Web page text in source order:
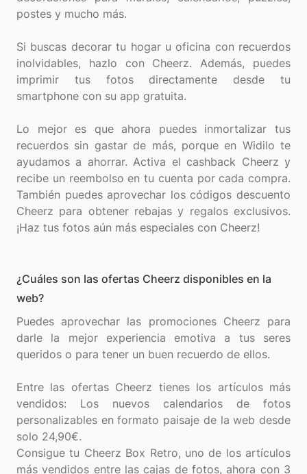
postes y mucho más.
Si buscas decorar tu hogar u oficina con recuerdos
inolvidables, hazlo con Cheerz. Además, puedes
imprimir tus fotos directamente desde tu
smartphone con su app gratuita.
Lo mejor es que ahora puedes inmortalizar tus
recuerdos sin gastar de más, porque en Widilo te
ayudamos a ahorrar. Activa el cashback Cheerz y
recibe un reembolso en tu cuenta por cada compra.
También puedes aprovechar los códigos descuento
Cheerz para obtener rebajas y regalos exclusivos.
¿Cuáles son las ofertas Cheerz disponibles en la
web?
Puedes aprovechar las promociones Cheerz para
darle la mejor experiencia emotiva a tus seres
queridos o para tener un buen recuerdo de ellos.
Entre las ofertas Cheerz tienes los artículos más
vendidos: Los nuevos calendarios de fotos
personalizables en formato paisaje de la web desde
solo 24,90€.
Consigue tu Cheerz Box Retro, uno de los artículos
más vendidos entre las cajas de fotos, ahora con 3